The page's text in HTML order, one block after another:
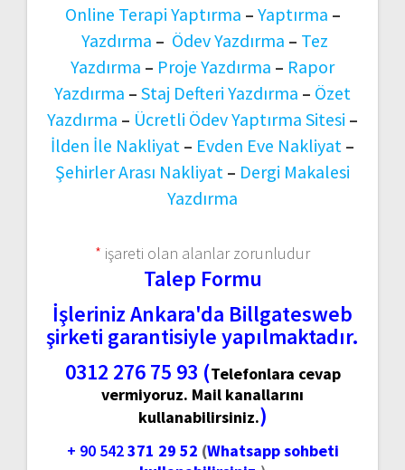
Online Terapi Yaptırma – Yaptırma –
Yazdırma – Ödev Yazdırma – Tez
Yazdırma – Proje Yazdırma – Rapor
Yazdırma – Staj Defteri Yazdırma – Özet
Yazdırma – Ücretli Ödev Yaptırma Sitesi –
İlden İle Nakliyat – Evden Eve Nakliyat –
Şehirler Arası Nakliyat – Dergi Makalesi
Yazdırma
* işareti olan alanlar zorunludur
Talep Formu
İşleriniz Ankara'da Billgatesweb
şirketi garantisiyle yapılmaktadır.
0312 276 75 93 (Telefonlara cevap
vermiyoruz. Mail kanallarını
kullanabilirsiniz.)
+ 90 542371 29 52 (Whatsapp sohbeti